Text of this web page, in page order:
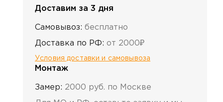
Доставим за 3 дня
Самовывоз: бесплатно
Доставка по РФ: от 2000₽
Условия доставки и самовывоза
Монтаж
Замер: 2000 руб. по Москве